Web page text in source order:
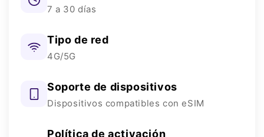
7 a 30 días
Tipo de red
4G/5G
Soporte de dispositivos
Dispositivos compatibles con eSIM
Política de activación